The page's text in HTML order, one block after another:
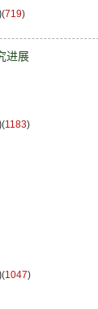
(719)
进展
(1183)
(1047)